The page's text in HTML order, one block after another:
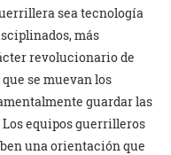
sea tecnología
más
revolucionario de
se muevan los
guardar las
equipos guerrilleros
una orientación que